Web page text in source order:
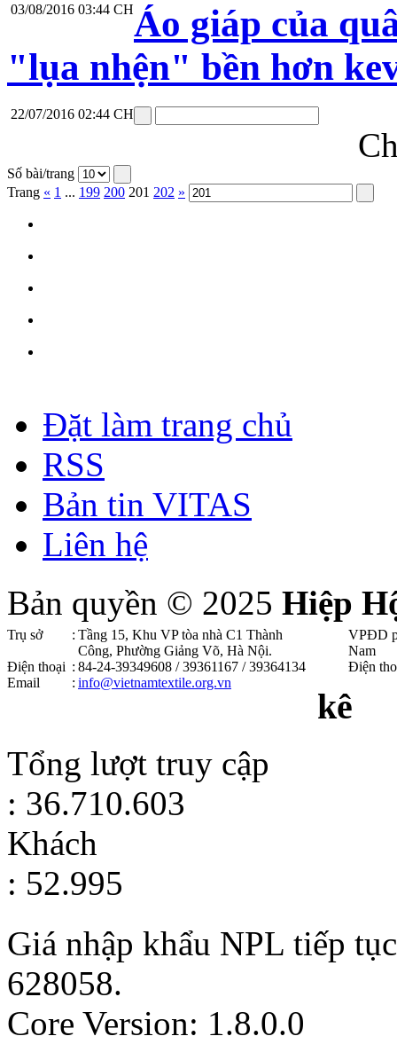
03/08/2016 03:44 CHÁo giáp của
"lụa nhện" bền hơn
22/07/2016 02:44 CH
Số bài/trang
Trang « 1 ... 199 200 201 202 »
Đặt làm trang chủ
RSS
Bản tin VITAS
Liên hệ
Bản quyền © 2025 Hiệp
Trụ sở : Tầng 15, Khu VP tòa nhà C1 Thành
Công, Phường Giảng Võ, Hà Nội .
Điện thoại : 84-24-39349608 / 39361167 / 39364134
Email
: info@vietnamtextile.org.vn
VPĐD
Nam
Điện
kê
Tổng lượt truy cập
: 36.710.603
Khách
: 52.995
Giá nhập khẩu NPL tiếp
628058.
Core Version: 1.8.0.0